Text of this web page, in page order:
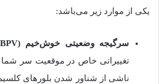
یکی از موارد زیر می‌باشد:
سرگیجه وضعیتی خوش‌خیم (BPV)
تغییراتی خاص در موقعیت سر شما
ناشی از شناور شدن بلورهای